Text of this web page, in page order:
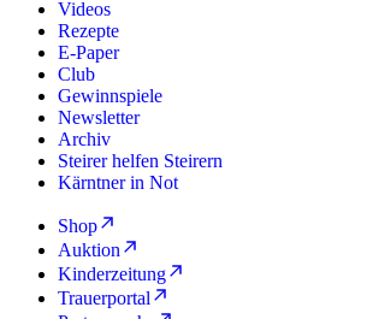
Videos
Rezepte
E-Paper
Club
Gewinnspiele
Newsletter
Archiv
Steirer helfen Steirern
Kärntner in Not
Shop
Auktion
Kinderzeitung
Trauerportal